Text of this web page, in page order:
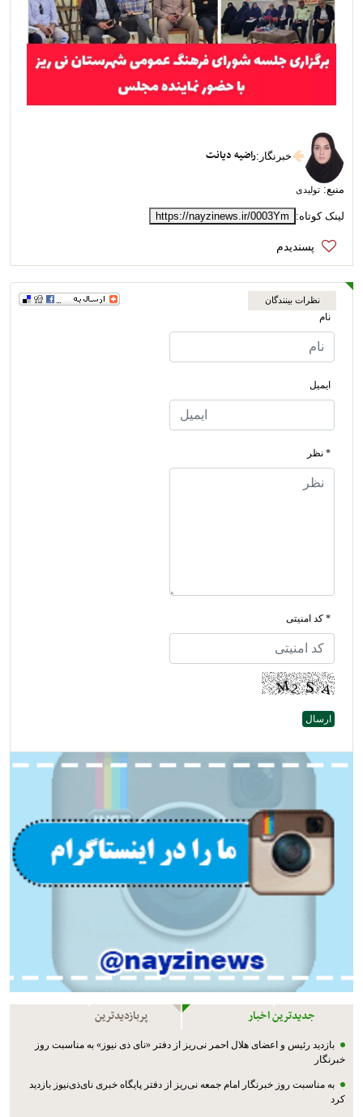
خبرنگار :راضیه دیانت
منبع: تولیدی
لینک کوتاه: https://nayzinews.ir/0003Ym
نظرات بینندگان
نام
ایمیل
* نظر
* کد امنیتی
جدیدترین اخبار پربازدیدترین
بازدید رئیس و اعضای هلال احمر نی‌ریز از دفتر «نای ذی نیوز» به مناسبت روز
خبرنگار
به مناسبت روز خبرنگار امام جمعه نی‌ریز از دفتر پایگاه خبری نای‌ذی‌نیوز بازدید
کرد